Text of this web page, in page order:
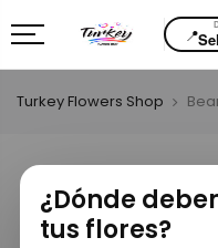
📍
¿Dónde
tus flores?
Turkey Flowers Shop